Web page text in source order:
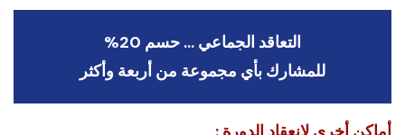
التعاقد الجماعي … حسم 20%
للمشارك بأي مجموعة من أربعة وأكثر